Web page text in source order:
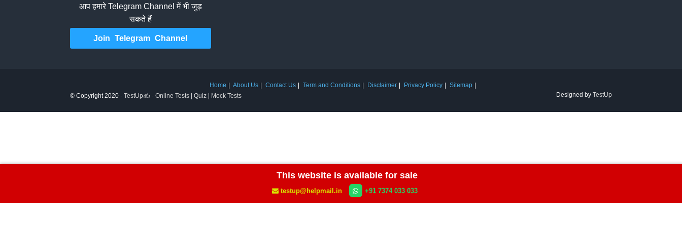
This website is available for sale
testup@helpmail.in +91 7374 033 033
आप हमारे Telegram Channel में भी जुड़
सकते हैं
Join Telegram Channel
Home About Us Contact Us Term and Conditions Disclaimer Privacy Policy
Sitemap
© Copyright 2020 - TestUp✍️ - Online Tests | Quiz | Mock Tests Designed by TestUp